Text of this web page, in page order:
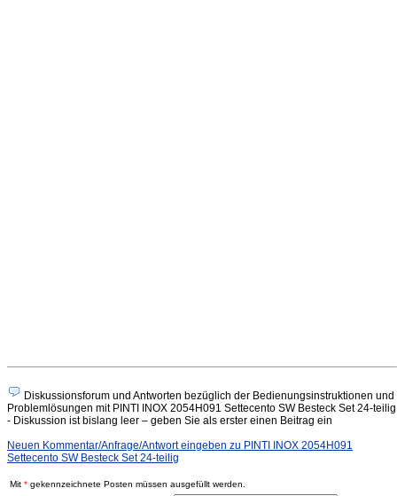
Diskussionsforum und Antworten bezüglich der Bedienungsinstruktionen und
Problemlösungen mit PINTI INOX 2054H091 Settecento SW Besteck Set 24-teilig
- Diskussion ist bislang leer – geben Sie als erster einen Beitrag ein
Neuen Kommentar/Anfrage/Antwort eingeben zu PINTI INOX 2054H091
Settecento SW Besteck Set 24-teilig
Mit * gekennzeichnete Posten müssen ausgefüllt werden.